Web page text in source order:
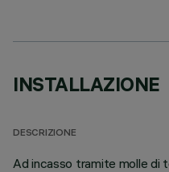
INSTALLAZIONE
DESCRIZIONE
Ad incasso tramite molle di